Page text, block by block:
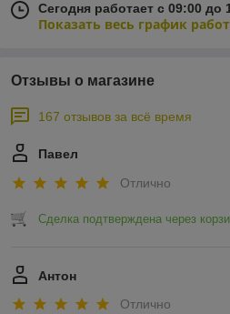
Сегодня работает с 09:00 до
Показать весь график
Отзывы о магазине
167 отзывов за всё время
Павел
Отлично
Сделка подтверждена через
Антон
Отлично